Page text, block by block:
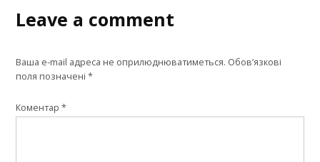
Leave a comment
Ваша e-mail адреса не оприлюднюватиметься. Обов’язкові
поля позначені*
Коментар*